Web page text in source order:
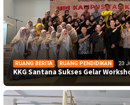
RUANG BERITA , RUANG PENDIDIKAN 23
KKG Santana Sukses Gelar